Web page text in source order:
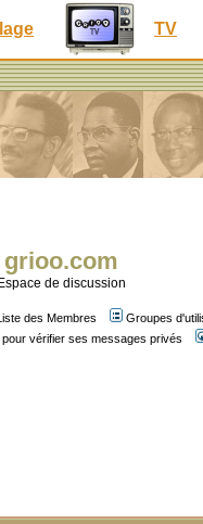
TV
grioo.com
Espace de discussion
des Membres Groupes
vérifier ses messages privés